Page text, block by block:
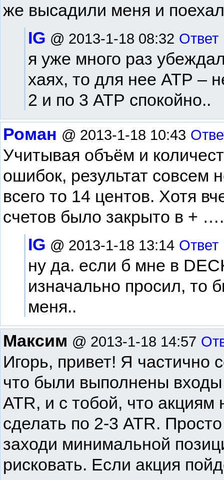
же высадили меня и
IG @ 2013-1-18 08:32 Ответ
я уже много раз
хаях, то для нее АТР –
2 и по 3 АТР спокойно..
Роман @ 2013-1-18 10:43
Учитывая объём и
ошибок, результат
всего то 14 центов. Хотя
счетов было закрыто в + ….
IG @ 2013-1-18 13:14 Ответ
ну да. если б мне в
изначально просил, то
меня..
Максим @ 2013-1-18 14:57
Игорь, привет! Я частично
что были выполнены
ATR, и с тобой, что акциям
сделать по 2-3 ATR.
заходи минимальной
рисковать. Если акция